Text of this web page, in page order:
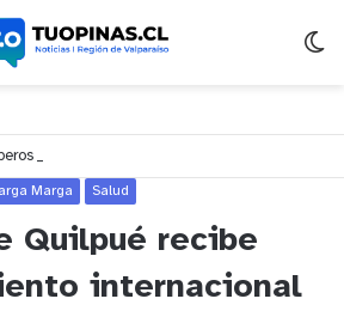
Marga Salud
Quilpué recibe
internacional